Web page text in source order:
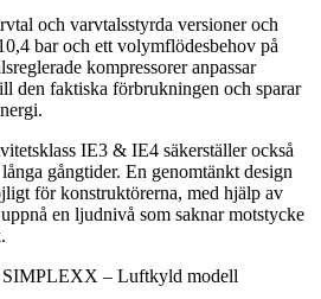
och varvtalsstyrda versioner och
bar och ett volymflödesbehov på
kompressorer anpassar
den faktiska förbrukningen och sparar
IE3 & IE4 säkerställer också
gångtider. En genomtänkt design
för konstruktörerna, med hjälp av
en ljudnivå som saknar motstycke
– Luftkyld modell